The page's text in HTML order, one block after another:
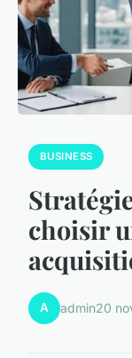
BUSINESS
choisir
A admin20